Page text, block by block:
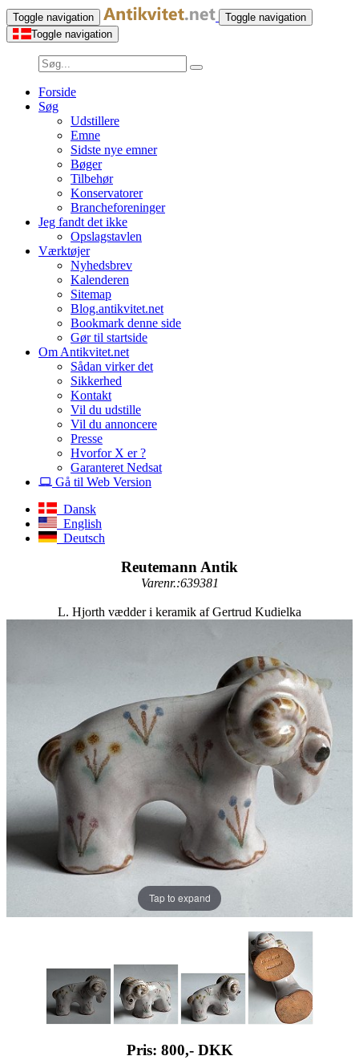
Toggle navigation
Toggle navigation
Toggle navigation
Forside
Søg
Udstillere
Emne
Sidste nye emner
Bøger
Tilbehør
Konservatorer
Brancheforeninger
Jeg fandt det ikke
Opslagstavlen
Værktøjer
Nyhedsbrev
Kalenderen
Sitemap
Blog.antikvitet.net
Bookmark denne side
Gør til startside
Om Antikvitet.net
Sådan virker det
Sikkerhed
Kontakt
Vil du udstille
Vil du annoncere
Presse
Hvorfor X er ?
Garanteret Nedsat
Gå til Web Version
Dansk
English
Deutsch
Reutemann Antik
Varenr.:639381
L. Hjorth vædder i keramik af Gertrud Kudielka
Tap to expand
Pris: 800,- DKK